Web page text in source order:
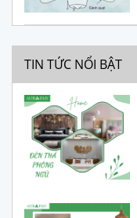
TIN TỨC NỔI BẬT